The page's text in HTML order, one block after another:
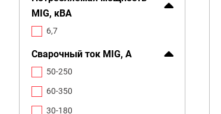
MIG, кВА
6,7
Сварочный ток MIG, А
50-250
60-350
30-180